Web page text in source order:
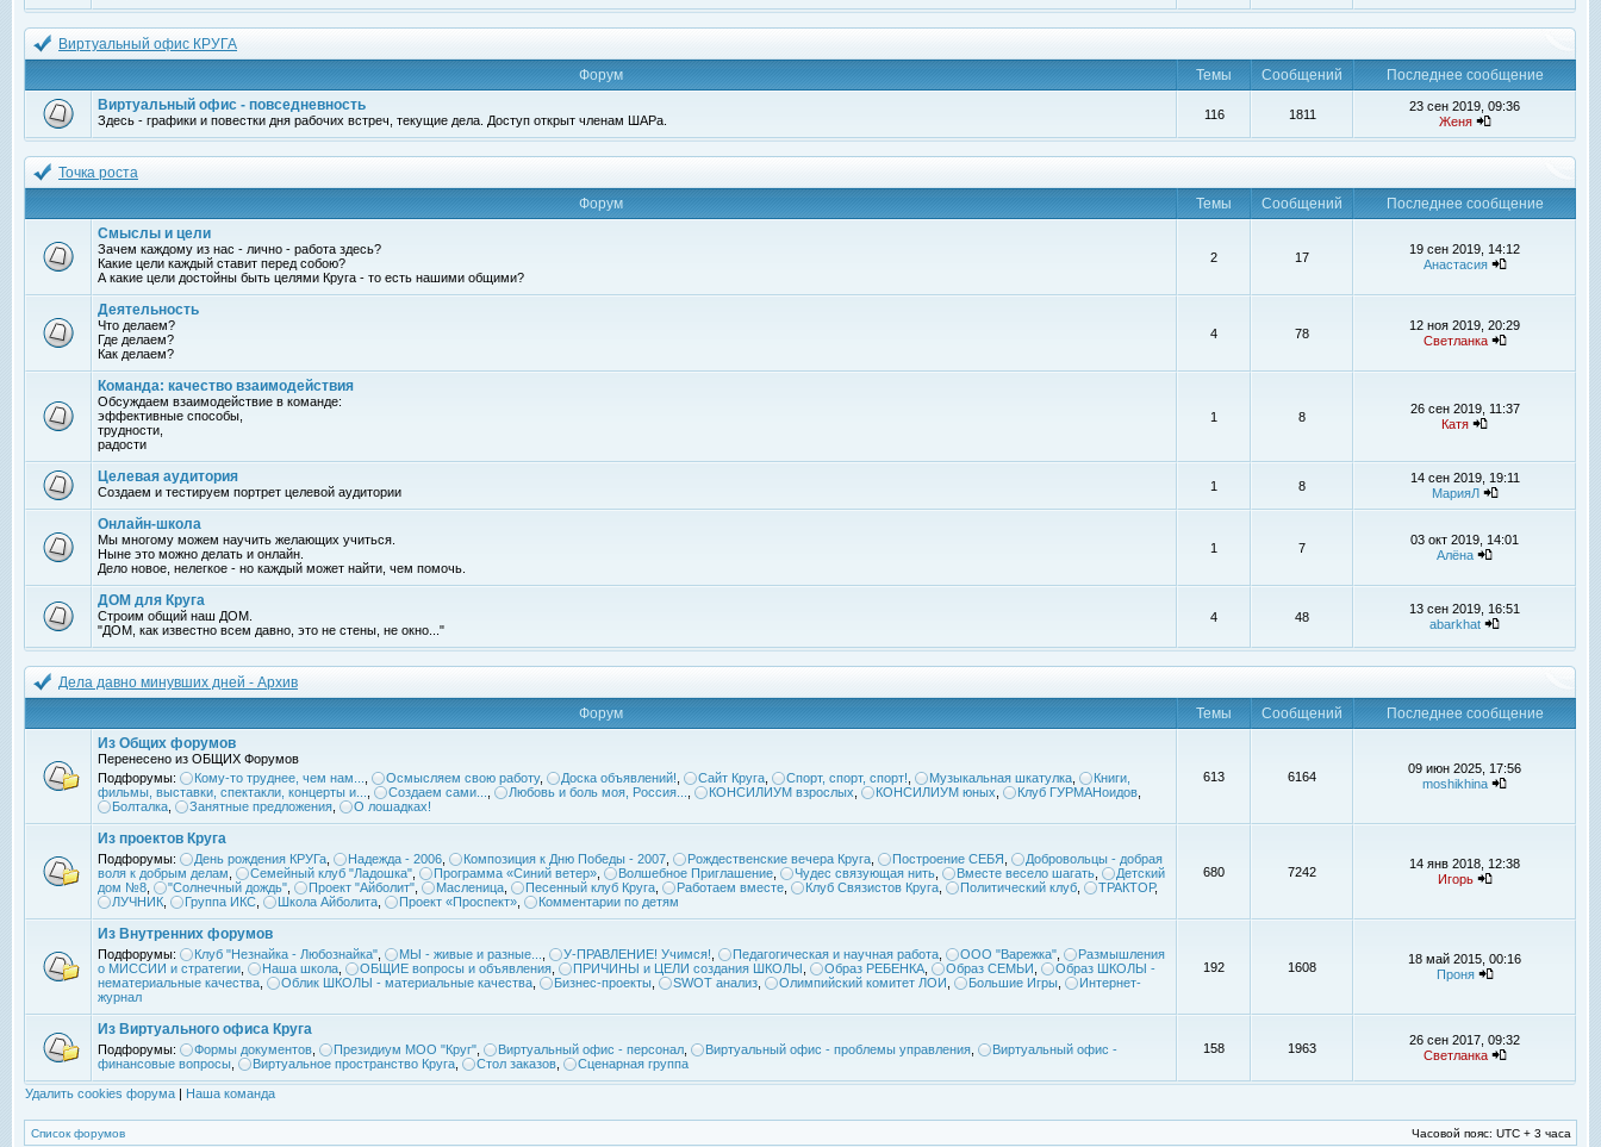
Виртуальный офис КРУГА
Форум
Темы Сообщений
Последнее сообщение
Виртуальный офис - повседневность
Здесь - графики и повестки дня рабочих встреч, текущие дела. Доступ открыт членам ШАРа. 116 1811
23 сен 2019, 09:36
Женя
Точка роста
Форум
Темы Сообщений
Последнее сообщение
Смыслы и цели
Зачем каждому из нас - лично - работа здесь?
Какие цели каждый ставит перед собою?
А какие цели достойны быть целями Круга - то есть нашими общими?
2 17
19 сен 2019, 14:12
Анастасия
Деятельность
Что делаем?
Где делаем?
Как делаем?
4 78
12 ноя 2019, 20:29
Светланка
Команда: качество взаимодействия
Обсуждаем взаимодействие в команде:
эффективные способы,
трудности,
радости
1 8
26 сен 2019, 11:37
Катя
Целевая аудитория
Создаем и тестируем портрет целевой аудитории 1 8
14 сен 2019, 19:11
МарияЛ
Онлайн-школа
Мы многому можем научить желающих учиться.
Ныне это можно делать и онлайн.
Дело новое, нелегкое - но каждый может найти, чем помочь.
1 7
03 окт 2019, 14:01
Алёна
ДОМ для Круга
Строим общий наш ДОМ.
"ДОМ, как известно всем давно, это не стены, не окно..."
4 48
13 сен 2019, 16:51
abarkhat
Дела давно минувших дней - Архив
Форум
Темы Сообщений
Последнее сообщение
Из Общих форумов
Перенесено из ОБЩИХ Форумов
Подфорумы:
Кому-то труднее, чем нам... Осмысляем свою работу, Доска объявлений! Сайт Круга Спорт, спорт, спорт! Музыкальная шкатулка
Книги,
фильмы, выставки, спектакли, концерты и...
Создаем сами... Любовь и боль моя, Россия... КОНСИЛИУМ взрослых КОНСИЛИУМ юных Клуб ГУРМАНоидов
Болталка
Занятные предложения О лошадках!
613 6164
09 июн 2025, 17:56
moshikhina
Из проектов Круга
Подфорумы: День рождения КРУГа Надежда - 2006 Композиция к Дню Победы - 2007 Рождественские вечера Круга Построение СЕБЯ
Добровольцы - добрая
воля к добрым делам
Семейный клуб "Ладошка" Программа «Синий ветер» Волшебное Приглашение Чудес связующая нить Вместе весело шагать
Детский
дом №8
"Солнечный дождь" Проект "Айболит" Масленица Песенный клуб Круга Работаем вместе Клуб Связистов Круга Политический клуб ТРАКТОР,
ЛУЧНИК
Группа ИКС Школа Айболита Проект «Проспект» Комментарии по детям
680 7242
14 янв 2018, 12:38
Игорь
Из Внутренних форумов
Подфорумы: Клуб "Незнайка - Любознайка" МЫ - живые и разные... У-ПРАВЛЕНИЕ! Учимся! Педагогическая и научная работа ООО "Варежка"
Размышления
о МИССИИ и стратегии
Наша школа ОБЩИЕ вопросы и объявления ПРИЧИНЫ и ЦЕЛИ создания ШКОЛЫ Образ РЕБЕНКА Образ СЕМЬИ
Образ ШКОЛЫ -
нематериальные качества
Облик ШКОЛЫ - материальные качества Бизнес-проекты SWOT анализ Олимпийский комитет ЛОИ Большие Игры
Интернет-
журнал
192 1608
18 май 2015, 00:16
Проня
Из Виртуального офиса Круга
Подфорумы: Формы документов Президиум МОО "Круг" Виртуальный офис - персонал Виртуальный офис - проблемы управления
Виртуальный офис -
финансовые вопросы
Виртуальное пространство Круга Стол заказов Сценарная группа
158 1963
26 сен 2017, 09:32
Светланка
Удалить cookies форума | Наша команда
Список форумов Часовой пояс: UTC + 3 часа